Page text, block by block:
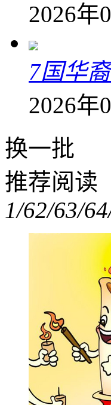
2026年
7国华
2026年
换一批
推荐阅读
1/62/63/6